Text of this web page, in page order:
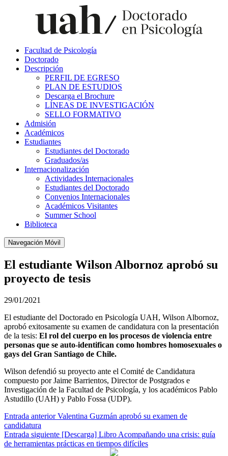
Facultad de Psicología
Doctorado
Descripción
PERFIL DE EGRESO
PLAN DE ESTUDIOS
Descarga el Brochure
LÍNEAS DE INVESTIGACIÓN
SELLO FORMATIVO
Admisión
Académicos
Estudiantes
Estudiantes del Doctorado
Graduados/as
Internacionalización
Actividades Internacionales
Estudiantes del Doctorado
Convenios Internacionales
Académicos Visitantes
Summer School
Biblioteca
Navegación Móvil
El estudiante Wilson Albornoz aprobó su
proyecto de tesis
29/01/2021
El estudiante del Doctorado en Psicología UAH, Wilson Albornoz,
aprobó exitosamente su examen de candidatura con la presentación
de la tesis: El rol del cuerpo en los procesos de violencia entre
personas que se auto-identifican como hombres homosexuales o
gays del Gran Santiago de Chile.
Wilson defendió su proyecto ante el Comité de Candidatura
compuesto por Jaime Barrientos, Director de Postgrados e
Investigación de la Facultad de Psicología, y los académicos Pablo
Astudillo (UAH) y Pablo Fossa (UDP).
Navegación
de
entradas
Entrada anterior Valentina Guzmán aprobó su examen de
candidatura
Entrada siguiente [Descarga] Libro Acompañando una crisis: guía
de herramientas prácticas en tiempos difíciles